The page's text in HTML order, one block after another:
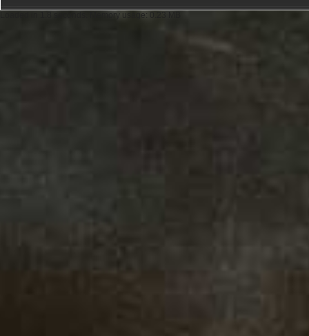
Loaded in 1.8 seconds. Memory usage: 0.23 MB